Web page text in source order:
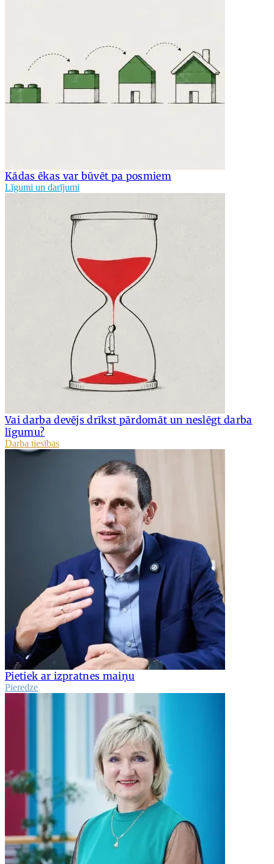
Kādas ēkas var būvēt pa posmiem
Līgumi un darījumi
Vai darba devējs drīkst pārdomāt un neslēgt darba
līgumu?
Darba tiesības
Pietiek ar izpratnes maiņu
Pieredze